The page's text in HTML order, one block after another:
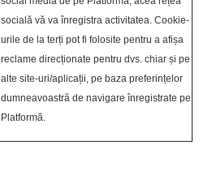
socială vă va înregistra activitatea. Cookie-
urile de la terți pot fi folosite pentru a afișa
reclame direcționate pentru dvs. chiar și pe
alte site-uri/aplicații, pe baza preferințelor
dumneavoastră de navigare înregistrate pe
Platformă.